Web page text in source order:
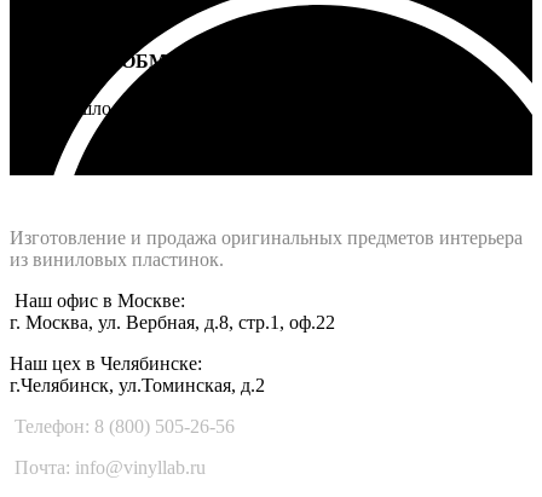
ВОЗВРАТ И ОБМЕН
Не подошло - вернем деньги
Изготовление и продажа оригинальных предметов интерьера
из виниловых пластинок.
Наш офис в Москве:
г. Москва, ул. Вербная, д.8, стр.1, оф.22
Наш цех в Челябинске:
г.Челябинск, ул.Томинская, д.2
Телефон: 8 (800) 505-26-56
Почта: info@vinyllab.ru